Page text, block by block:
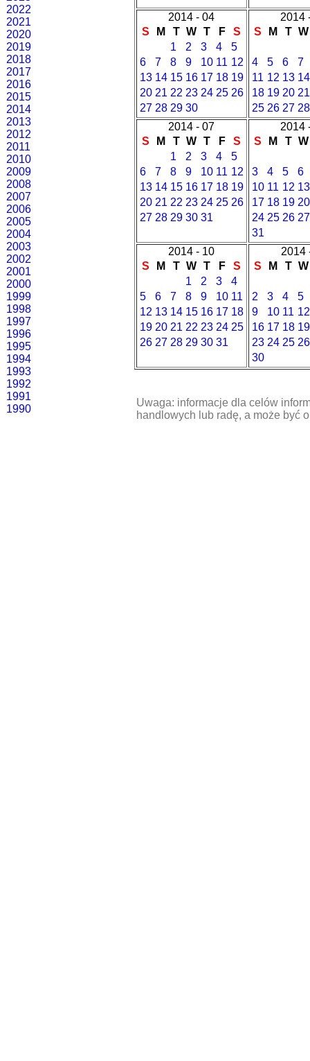
2022
2021
2020
2019
2018
2017
2016
2015
2014
2013
2012
2011
2010
2009
2008
2007
2006
2005
2004
2003
2002
2001
2000
1999
1998
1997
1996
1995
1994
1993
1992
1991
1990
2014 - 04
S
M T W T F
S
1
2 3 4
5
6
7 8 9 10 11 12
13 14 15 16 17 18 19
20 21 22 23 24 25 26
27 28 29 30
2014
S
M T W
4 5 6
7
11 12 13 14
18 19 20 21
25 26 27 28
2014 - 07
S
M T W T F
S
1
2 3 4
5
6
7 8 9 10 11 12
13 14 15 16 17 18 19
20 21 22 23 24 25 26
27 28 29 30 31
2014
S
M T W
3 4 5
6
10 11 12 13
17 18 19 20
24 25 26 27
31
2014 - 10
S
M T W T F
S
1
2 3
4
5
6 7 8 9 10 11
12 13 14 15 16 17 18
19 20 21 22 23 24 25
26 27 28 29 30 31
2014
S
M T W
2 3 4
5
9
10 11 12
16 17 18 19
23 24 25 26
30
Uwaga: informacje dla celów
handlowych lub radę, a może być